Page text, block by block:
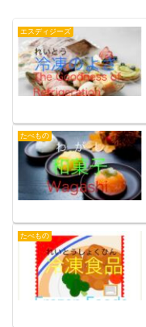
エスディジーズ
たべもの
たべもの